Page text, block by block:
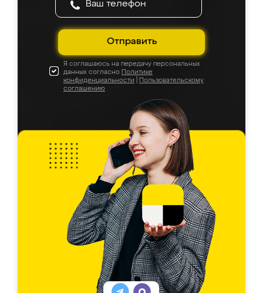
Отправить
Я соглашаюсь на передачу персональных
данных согласно Политике
конфиденциальности
Пользовательскому
соглашению